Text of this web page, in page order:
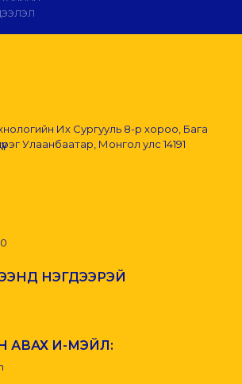
Их Сургууль 8-р хороо, Бага
Улаанбаатар, Монгол улс 14191
НЭГДЭЭРЭЙ
АВАХ И-МЭЙЛ: